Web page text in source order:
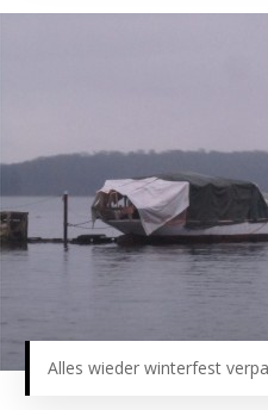
Alles wieder winterfest